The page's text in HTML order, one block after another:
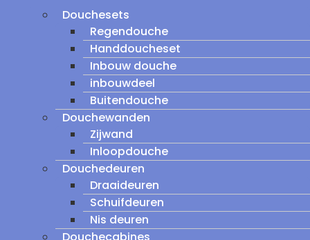
Douchesets
Regendouche
Handdoucheset
Inbouw douche
inbouwdeel
Buitendouche
Douchewanden
Zijwand
Inloopdouche
Douchedeuren
Draaideuren
Schuifdeuren
Nis deuren
Douchecabines